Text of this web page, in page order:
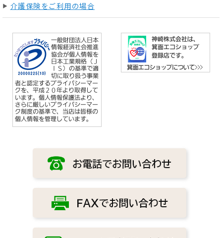
介護保険をご利用の場合